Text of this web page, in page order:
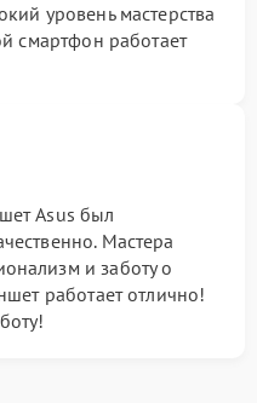
уровень мастерства
смартфон работает
Asus был
Мастера
и заботу о
работает отлично!